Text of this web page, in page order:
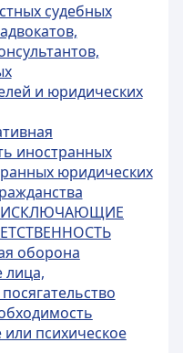
судебных
и юридических
иностранных
юридических
ИСКЛЮЧАЮЩИЕ
оборона
лица,
психическое